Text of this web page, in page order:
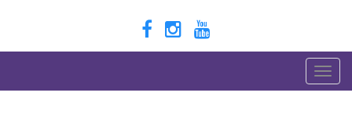
A
t